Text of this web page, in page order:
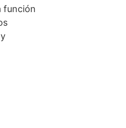
función